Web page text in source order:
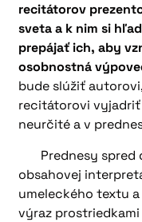
recitátorov
sveta a k nim si
prepájať ich, aby
osobnostná
bude slúžiť
recitátorovi vyjadriť
neurčité a v
Prednesy spred
obsahovej
umeleckého textu
výraz prostriedkami